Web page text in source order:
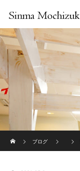
ブログ